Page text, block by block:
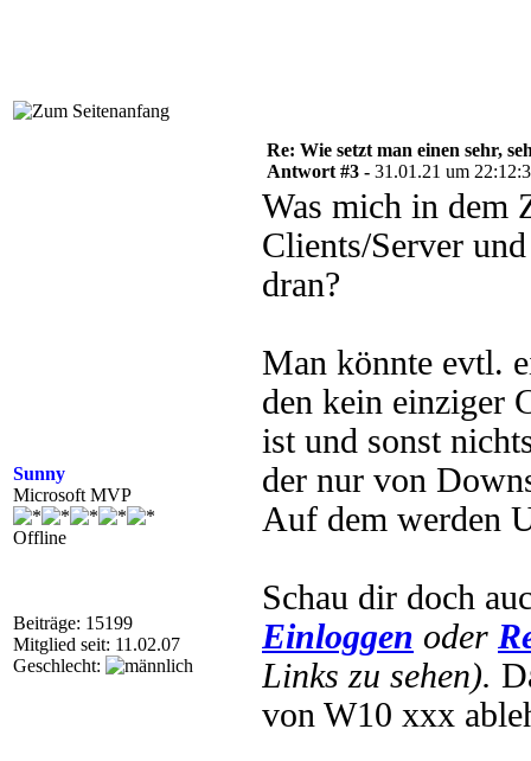
Sunny
Microsoft MVP
Offline
Beiträge: 15199
Mitglied seit: 11.02.07
Geschlecht:
Re: Wie setzt man einen sehr,
Antwort #3 - 31.01.21 um
Was mich in dem
Clients/Server
dran?
Man könnte evtl.
den kein einziger
ist und sonst
der nur von
Auf dem werden
Schau dir doch
Einloggen oder
Links zu sehen).
von W10 xxx